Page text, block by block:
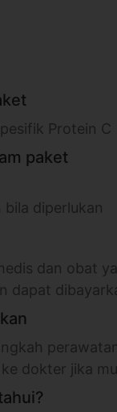
Protein C
paket
diperlukan
dan obat
dapat
dokter jika